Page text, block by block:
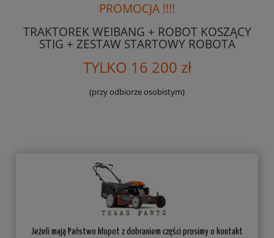
PROMOCJA !!!!
TRAKTOREK WEIBANG + ROBOT KOSZĄCY
STIG + ZESTAW STARTOWY ROBOTA
TYLKO 16 200 zł
(przy odbiorze osobistym)
Jeżeli mają Państwo kłopot z dobraniem części prosimy o kontakt